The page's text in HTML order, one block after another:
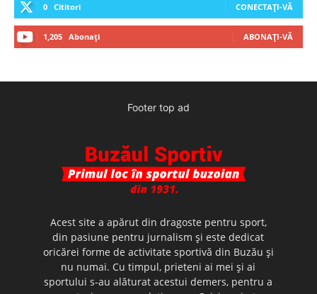
0 Cititori CONECTAȚI-VĂ
1,205 Abonați ABONAȚI-VĂ
Footer top ad
Acest site a apărut din dragoste pentru sport,
din pasiune pentru jurnalism şi este dedicat
oricărei forme de activitate sportivă din Buzău şi
nu numai. Cu timpul, prieteni ai mei şi ai
sportului s-au alăturat acestui demers, pentru a